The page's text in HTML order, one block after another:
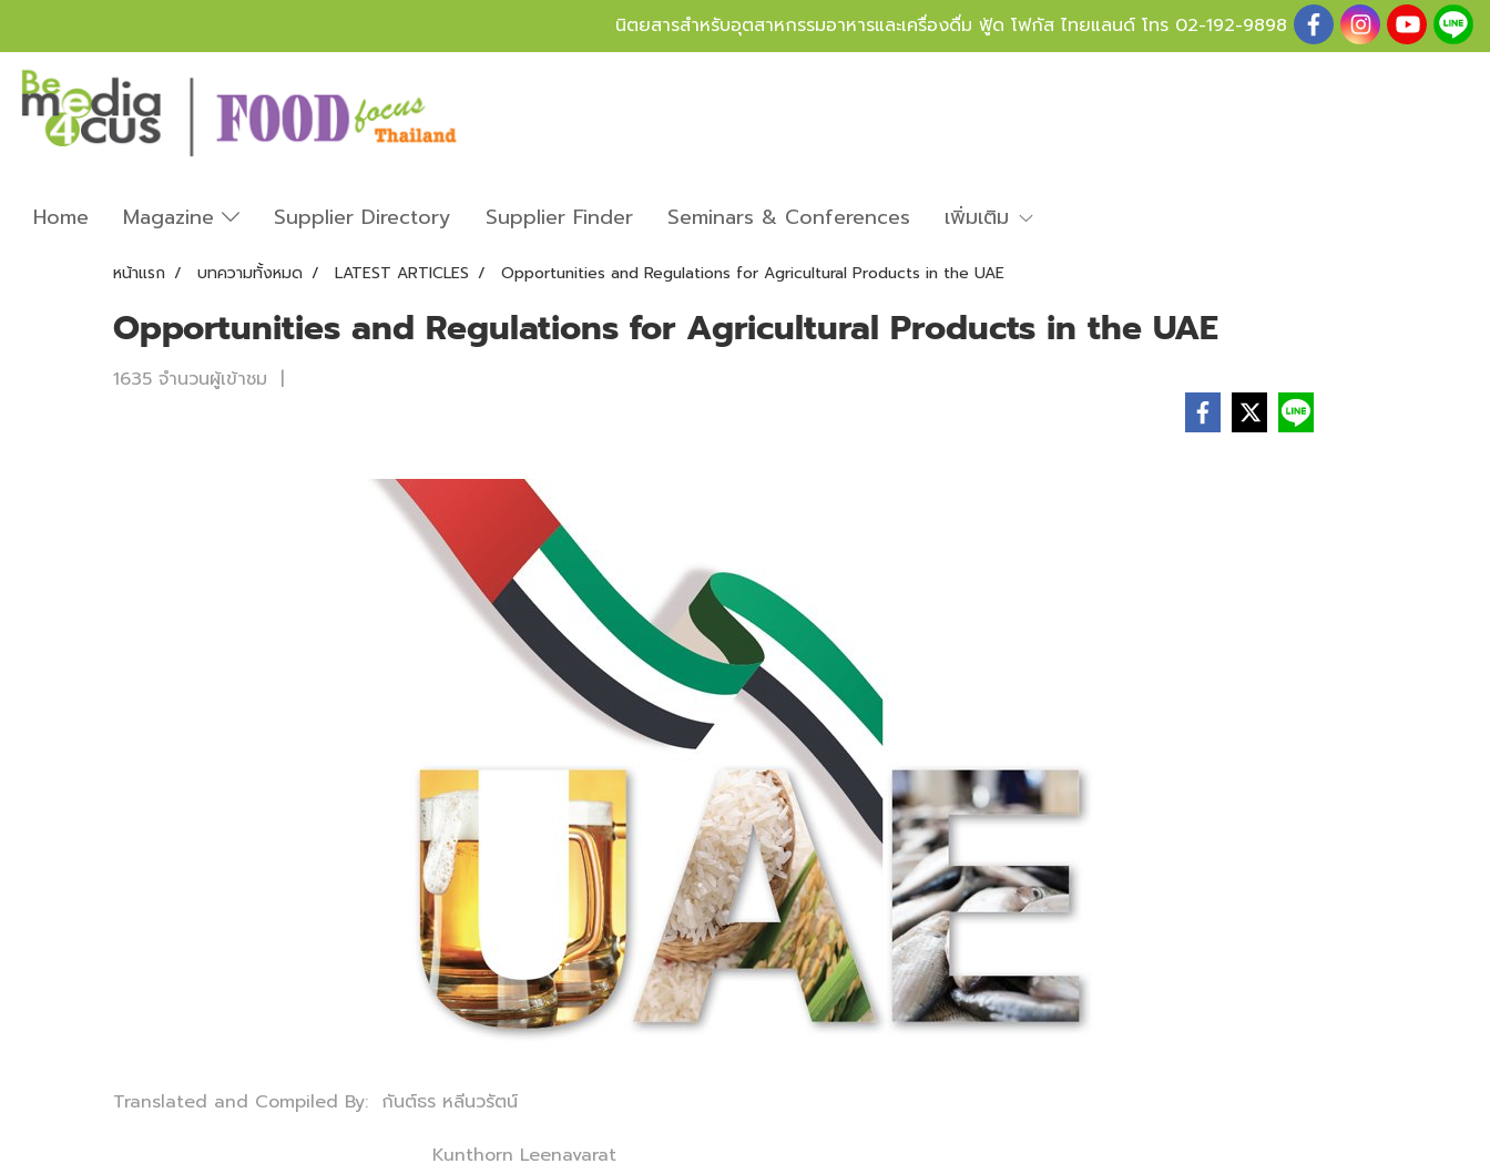
นิตยสารสำหรับอุตสาหกรรมอาหารและเครื่องดื่ม ฟู้ด โฟกัส ไทยแลนด์ โทร 02-192-9898
Home Magazine Supplier Directory Supplier Finder Seminars & Conferences เพิ่มเติม
หน้าแรก บทความทั้งหมด LATEST ARTICLES Opportunities and Regulations for Agricultural Products in the UAE
Opportunities and Regulations for Agricultural Products in the UAE
1635 จำนวนผู้เข้าชม |
Translated and Compiled By: กันต์ธร หลีนวรัตน์
Kunthorn Leenavarat